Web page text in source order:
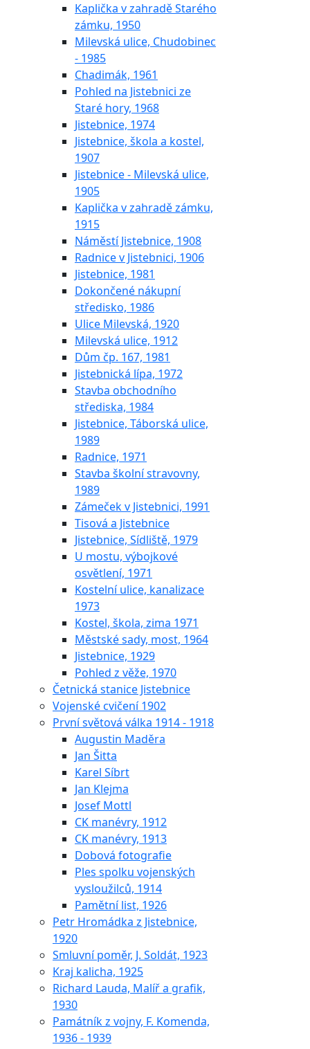
Kaplička v zahradě Starého
zámku, 1950
Milevská ulice, Chudobinec
- 1985
Chadimák, 1961
Pohled na Jistebnici ze
Staré hory, 1968
Jistebnice, 1974
Jistebnice, škola a kostel,
1907
Jistebnice - Milevská ulice,
1905
Kaplička v zahradě zámku,
1915
Náměstí Jistebnice, 1908
Radnice v Jistebnici, 1906
Jistebnice, 1981
Dokončené nákupní
středisko, 1986
Ulice Milevská, 1920
Milevská ulice, 1912
Dům čp. 167, 1981
Jistebnická lípa, 1972
Stavba obchodního
střediska, 1984
Jistebnice, Táborská ulice,
1989
Radnice, 1971
Stavba školní stravovny,
1989
Zámeček v Jistebnici, 1991
Tisová a Jistebnice
Jistebnice, Sídliště, 1979
U mostu, výbojkové
osvětlení, 1971
Kostelní ulice, kanalizace
1973
Kostel, škola, zima 1971
Městské sady, most, 1964
Jistebnice, 1929
Pohled z věže, 1970
Četnická stanice Jistebnice
Vojenské cvičení 1902
První světová válka 1914 - 1918
Augustin Maděra
Jan Šitta
Karel Síbrt
Jan Klejma
Josef Mottl
CK manévry, 1912
CK manévry, 1913
Dobová fotografie
Ples spolku vojenských
vysloužilců, 1914
Pamětní list, 1926
Petr Hromádka z Jistebnice,
1920
Smluvní poměr, J. Soldát, 1923
Kraj kalicha, 1925
Richard Lauda, Malíř a grafik,
1930
Památník z vojny, F. Komenda,
1936 - 1939